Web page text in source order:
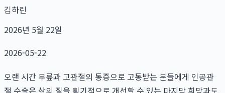
김하린
2026년 5월 22일
2026-05-22
오랜 시간 무릎과 고관절의 통증으로 고통받는 분들에게 인공관
절 수술은 삶의 질을 획기적으로 개선할 수 있는 마지막 희망과도